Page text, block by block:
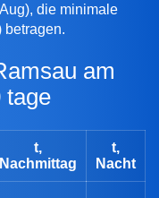
die minimale
betragen.
tage
t,
Nachmittag
t,
Nacht